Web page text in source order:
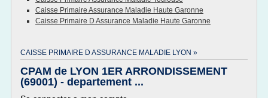
Caisse Primaire Assurance Maladie Haute Garonne
Caisse Primaire D Assurance Maladie Haute Garonne
CAISSE PRIMAIRE D ASSURANCE MALADIE LYON »
CPAM de LYON 1ER ARRONDISSEMENT
(69001) - departement ...